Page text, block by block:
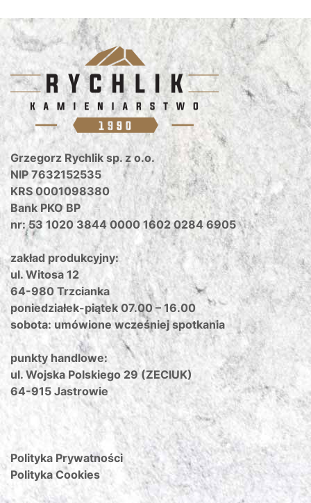
Grzegorz Rychlik sp. z o.o.
NIP 7632152535
KRS 0001098380
Bank PKO BP
nr: 53 1020 3844 0000 1602 0284 6905
zakład produkcyjny:
ul. Witosa 12
64-980 Trzcianka
poniedziałek-piątek 07.00 – 16.00
sobota: umówione wcześniej spotkania
punkty handlowe:
ul. Wojska Polskiego 29 (ZECIUK)
64-915 Jastrowie
Polityka Prywatności
Polityka Cookies